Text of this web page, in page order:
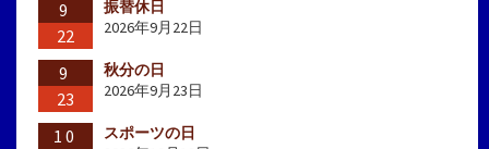
9
22
振替休日
2026年9月22日
9
23
秋分の日
2026年9月23日
10
スポーツの日